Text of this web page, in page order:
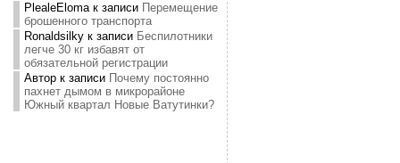
PlealeElomaк записи Перемещение
брошенного транспорта
Ronaldsilkyк записи Беспилотники
легче 30 кг избавят от
обязательной регистрации
Авторк записи Почему постоянно
пахнет дымом в микрорайоне
Южный квартал Новые Ватутинки?